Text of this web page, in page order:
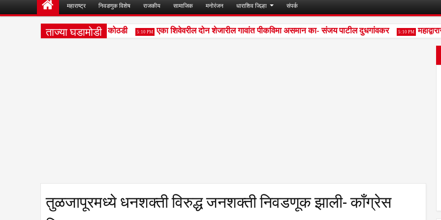
महाराष्ट्र निवडणुक विशेष राजकीय सामाजिक मनोरंजन धाराशिव जिल्हा संपर्क
ताज्या घडामोडी
सोमवारपर्यंत वाढीव पोलिस कोठडी 5:10 PM एका शिवेवरील दोन शेजारील गावांत पीकविमा असमान का- संजय पाटील दुधगांवकर 5:10 PM
तुळजापूरमध्ये धनशक्ती विरुद्ध जनशक्ती निवडणूक झाली- काँग्रेस